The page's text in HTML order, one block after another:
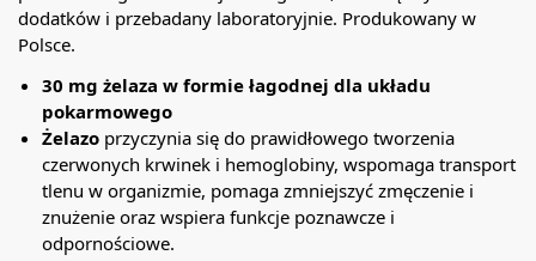
dodatków i przebadany laboratoryjnie. Produkowany w
Polsce.
30 mg żelaza w formie łagodnej dla układu
pokarmowego
Żelazo przyczynia się do prawidłowego tworzenia
czerwonych krwinek i hemoglobiny, wspomaga transport
tlenu w organizmie, pomaga zmniejszyć zmęczenie i
znużenie oraz wspiera funkcje poznawcze i
odpornościowe.